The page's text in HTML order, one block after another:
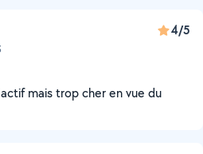
4/5
mais trop cher en vue du